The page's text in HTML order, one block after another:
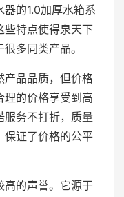
的1.0加厚水箱系
些特点使得泉天下
多同类产品。
产品品质，但价格
理的价格享受到高
服务不打折，质量
保证了价格的公平
高的声誉。它源于